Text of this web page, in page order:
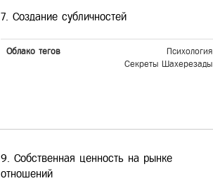
7. Создание субличностей
Облако тегов
Психология
Секреты Шахерезады
9. Собственная ценность на рынке
отношений